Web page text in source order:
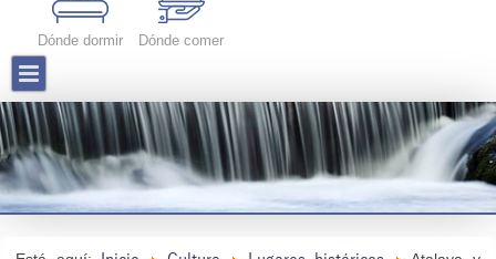
Dónde dormir Dónde comer